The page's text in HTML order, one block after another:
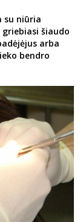
su niūria
šiaudo
arba
bendro